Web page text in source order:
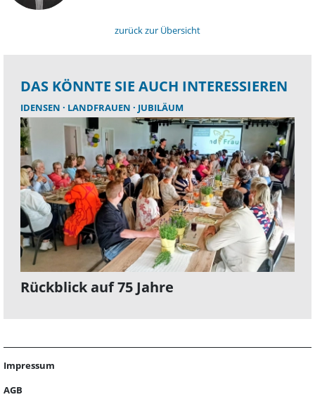
zurück zur Übersicht
DAS KÖNNTE SIE AUCH INTERESSIEREN
IDENSEN LANDFRAUEN JUBILÄUM
Rückblick auf 75 Jahre
Impressum
AGB